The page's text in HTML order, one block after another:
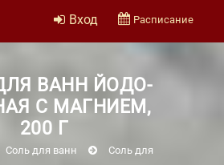
Вход Расписание
ВАНН ЙОДО-
С МАГНИЕМ,
200 Г
Соль для ванн
Соль для